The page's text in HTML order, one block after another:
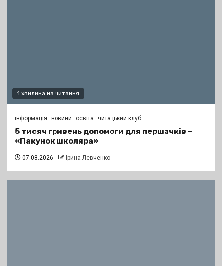
1 хвилина на читання
інформація новини освіта читацький клуб
5 тисяч гривень допомоги для першачків –
«Пакунок школяра»
07.08.2026 Ірина Левченко